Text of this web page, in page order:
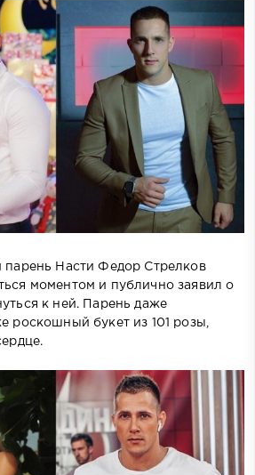
Насти Федор Стрелков
моментом и публично заявил о
к ней. Парень даже
роскошный букет из 101 розы,